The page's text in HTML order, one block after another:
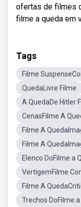
ofertas de filmes
filme a queda em
Tags
Filme
QuedaLivre Filme
A QuedaDe Hitler
CenasFilme A
Filme A
Filme A
Elenco DoFilme a
VertigemFilme
Filme A
Trechos DoFilme